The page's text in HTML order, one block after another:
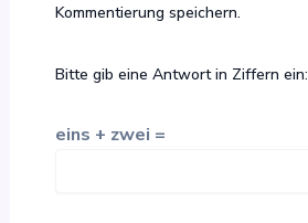
Kommentierung speichern.
Bitte gib eine Antwort in Ziffern ein:
eins + zwei =